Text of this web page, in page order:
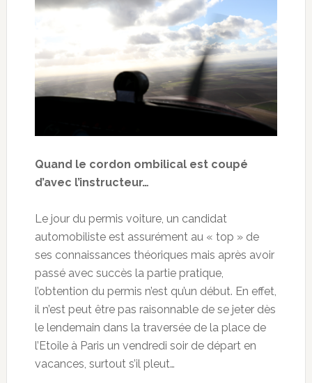
Quand le cordon ombilical est coupé
d’avec l’instructeur…
Le jour du permis voiture, un candidat
automobiliste est assurément au « top » de
ses connaissances théoriques mais après avoir
passé avec succès la partie pratique,
l’obtention du permis n’est qu’un début. En effet,
il n’est peut être pas raisonnable de se jeter dès
le lendemain dans la traversée de la place de
l’Etoile à Paris un vendredi soir de départ en
vacances, surtout s’il pleut…